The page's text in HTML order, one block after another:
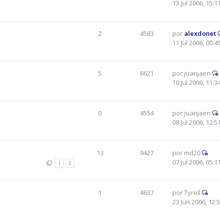
13 Jul 2006,
2 4583 por alexdonet
11 Jul 2006,
5 6621 por juanjaen
10 Jul 2006,
0 4554 por juanjaen
08 Jul 2006,
1 2
13 9427 por md20
07 Jul 2006,
1 4637 porTyrell
23 Jun 2006,